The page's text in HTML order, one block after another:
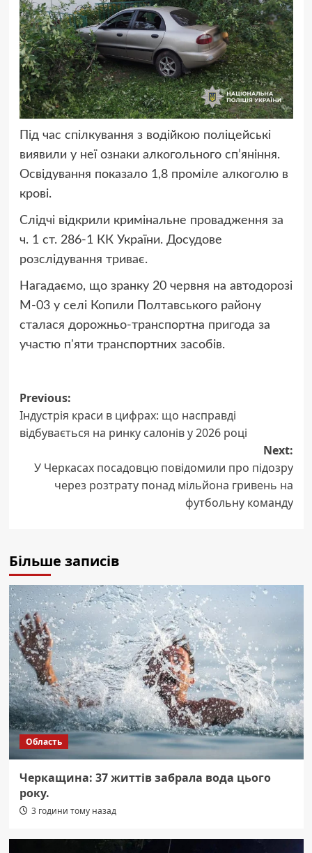
Під час спілкування з водійкою поліцейські
виявили у неї ознаки алкогольного сп’яніння.
Освідування показало 1,8 проміле алкоголю в
крові.
Слідчі відкрили кримінальне провадження за
ч. 1 ст. 286-1 КК України. Досудове
розслідування триває.
Нагадаємо, що зранку 20 червня на автодорозі
М-03 у селі Копили Полтавського району
сталася дорожньо-транспортна пригода за
участю п'яти транспортних засобів.
Post
navigation
Previous:
Індустрія краси в цифрах: що насправді
відбувається на ринку салонів у 2026 році
Next:
У Черкасах посадовцю повідомили про підозру
через розтрату понад мільйона гривень на
футбольну команду
Більше записів
Область
Черкащина: 37 життів забрала вода цього
року.
3 години тому назад